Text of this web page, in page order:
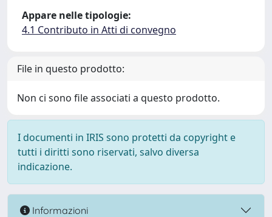
Appare nelle tipologie:
4.1 Contributo in Atti di convegno
File in questo prodotto:
Non ci sono file associati a questo prodotto.
I documenti in IRIS sono protetti da copyright e
tutti i diritti sono riservati, salvo diversa
indicazione.
Informazioni